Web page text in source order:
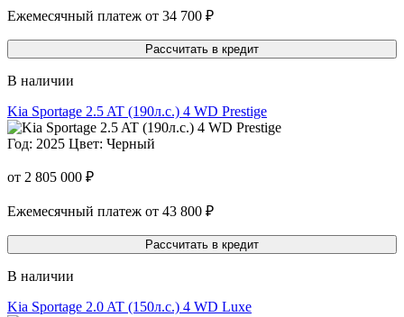
Ежемесячный платеж от 34 700 ₽
Рассчитать в кредит
В наличии
Kia Sportage 2.5 AT (190л.с.) 4 WD Prestige
Год: 2025 Цвет: Черный
от 2 805 000 ₽
Ежемесячный платеж от 43 800 ₽
Рассчитать в кредит
В наличии
Kia Sportage 2.0 AT (150л.с.) 4 WD Luxe